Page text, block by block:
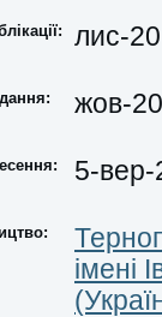
лис-
жов-
5-вер-
імені